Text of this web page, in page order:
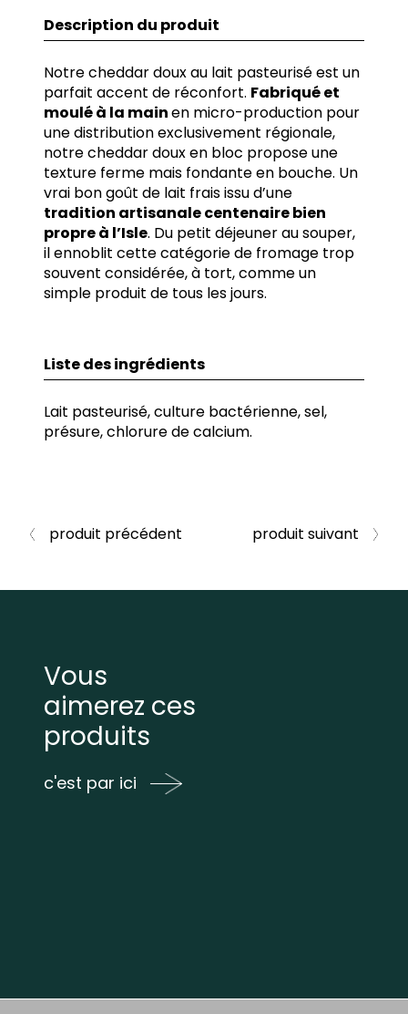
Description du produit
Notre cheddar doux au lait pasteurisé est un
parfait accent de réconfort. Fabriqué et
moulé à la mainen micro-production pour
une distribution exclusivement régionale,
notre cheddar doux en bloc propose une
texture ferme mais fondante en bouche. Un
vrai bon goût de lait frais issu d’une
tradition artisanale centenaire bien
propre à l’Isle. Du petit déjeuner au souper,
il ennoblit cette catégorie de fromage trop
souvent considérée, à tort, comme un
simple produit de tous les jours.
Liste des ingrédients
Lait pasteurisé, culture bactérienne, sel,
présure, chlorure de calcium.
produit précédent produit suivant
Vous
aimerez ces
produits
c'est par ici